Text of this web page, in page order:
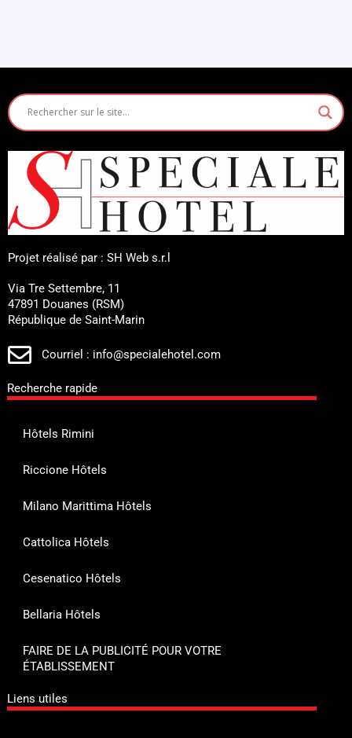
Projet réalisé par : SH Web s.r.l
Via Tre Settembre, 11
47891 Douanes (RSM)
République de Saint-Marin
Courriel : info@specialehotel.com
Recherche rapide
Hôtels Rimini
Riccione Hôtels
Milano Marittima Hôtels
Cattolica Hôtels
Cesenatico Hôtels
Bellaria Hôtels
FAIRE DE LA PUBLICITÉ POUR VOTRE
ÉTABLISSEMENT
Liens utiles